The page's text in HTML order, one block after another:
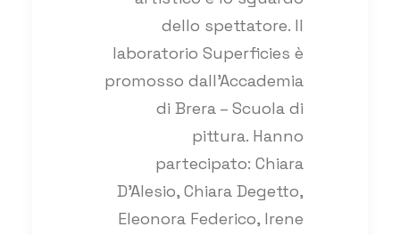
dello spettatore. Il
laboratorio Superficies è
promosso dall’Accademia
di Brera – Scuola di
pittura. Hanno
partecipato: Chiara
D’Alesio, Chiara Degetto,
Eleonora Federico, Irene